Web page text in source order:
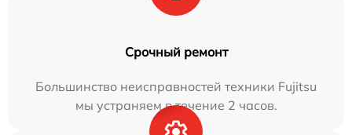
Срочный ремонт
Большинство неисправностей техники Fujitsu
мы устраняем в течение 2 часов.